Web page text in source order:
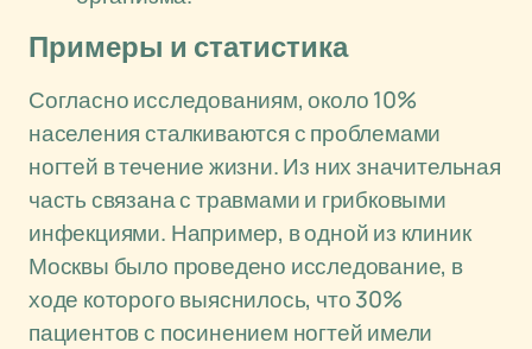
Примеры и статистика
Согласно исследованиям, около 10%
населения сталкиваются с проблемами
ногтей в течение жизни. Из них значительная
часть связана с травмами и грибковыми
инфекциями. Например, в одной из клиник
Москвы было проведено исследование, в
ходе которого выяснилось, что 30%
пациентов с посинением ногтей имели